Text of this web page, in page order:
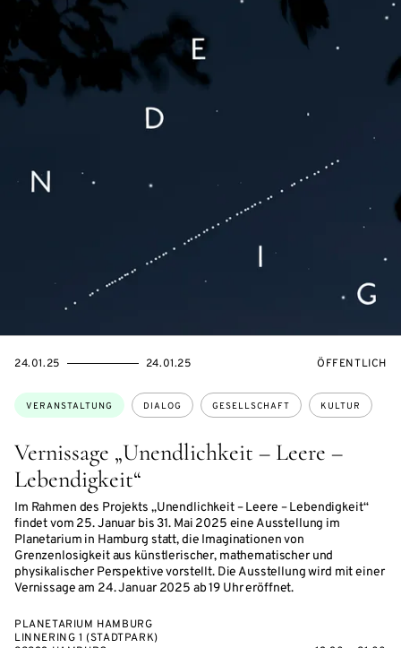
Vernissage „Unendlichkeit – Leere –
Lebendigkeit“
Im Rahmen des Projekts „Unendlichkeit – Leere – Lebendigkeit“
findet vom 25. Januar bis 31. Mai 2025 eine Ausstellung im
Planetarium in Hamburg statt, die Imaginationen von
Grenzenlosigkeit aus künstlerischer, mathematischer und
physikalischer Perspektive vorstellt. Die Ausstellung wird mit einer
Vernissage am 24. Januar 2025 ab 19 Uhr eröffnet.
Themen:
VERANSTALTUNG DIALOG GESELLSCHAFT KULTUR
EVENTBEGINSON
24.01.25
EVENTENDSON 24.01.25 ÖFFENTLICH
PLANETARIUM HAMBURG
LINNERING 1 (STADTPARK)